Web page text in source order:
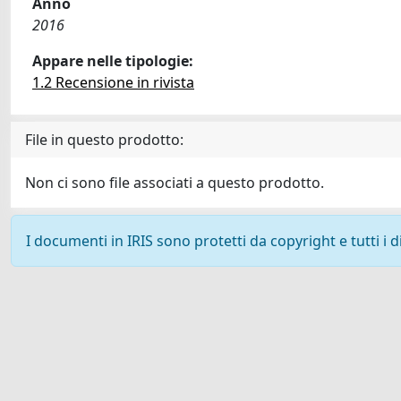
2016
Appare nelle tipologie:
1.2 Recensione in rivista
File in questo prodotto:
Non ci sono file associati a questo prodotto.
I documenti in IRIS sono protetti da copyright e tutti i